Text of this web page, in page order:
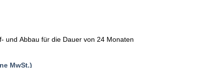
und Abbau für die Dauer von 24 Monaten
MwSt.)